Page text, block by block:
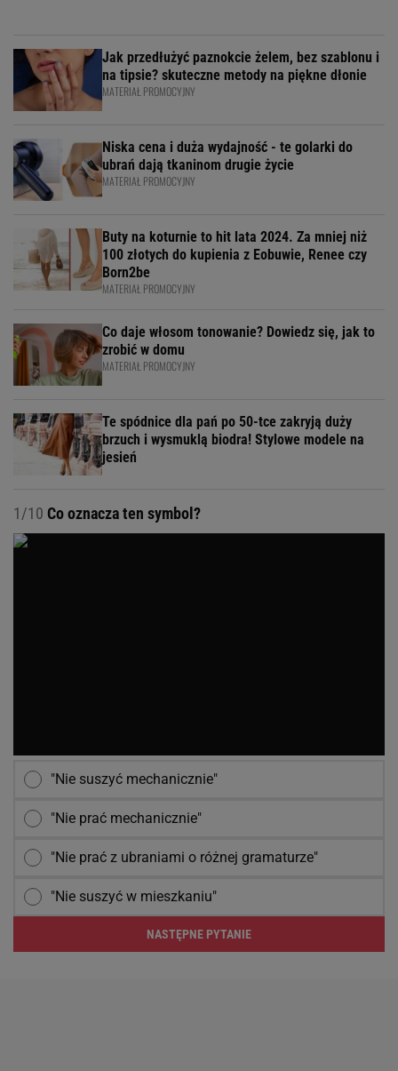
Jak przedłużyć paznokcie żelem, bez szablonu i
na tipsie? skuteczne metody na piękne dłonie
MATERIAŁ PROMOCYJNY
Niska cena i duża wydajność - te golarki do
ubrań dają tkaninom drugie życie
MATERIAŁ PROMOCYJNY
Buty na koturnie to hit lata 2024. Za mniej niż
100 złotych do kupienia z Eobuwie, Renee czy
Born2be
MATERIAŁ PROMOCYJNY
Co daje włosom tonowanie? Dowiedz się, jak to
zrobić w domu
MATERIAŁ PROMOCYJNY
Te spódnice dla pań po 50-tce zakryją duży
brzuch i wysmuklą biodra! Stylowe modele na
jesień
1/10 Co oznacza ten symbol?
"Nie suszyć mechanicznie"
"Nie prać mechanicznie"
"Nie prać z ubraniami o różnej gramaturze"
"Nie suszyć w mieszkaniu"
NASTĘPNE PYTANIE